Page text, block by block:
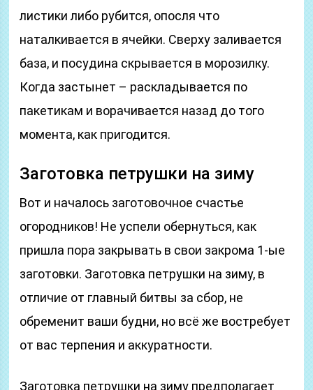
листики либо рубится, опосля что
наталкивается в ячейки. Сверху заливается
база, и посудина скрывается в морозилку.
Когда застынет – раскладывается по
пакетикам и ворачивается назад до того
момента, как пригодится.
Заготовка петрушки на зиму
Вот и началось заготовочное счастье
огородников! Не успели обернуться, как
пришла пора закрывать в свои закрома 1-ые
заготовки. Заготовка петрушки на зиму, в
отличие от главный битвы за сбор, не
обременит ваши будни, но всё же востребует
от вас терпения и аккуратности.
Заготовка петрушки на зиму предполагает